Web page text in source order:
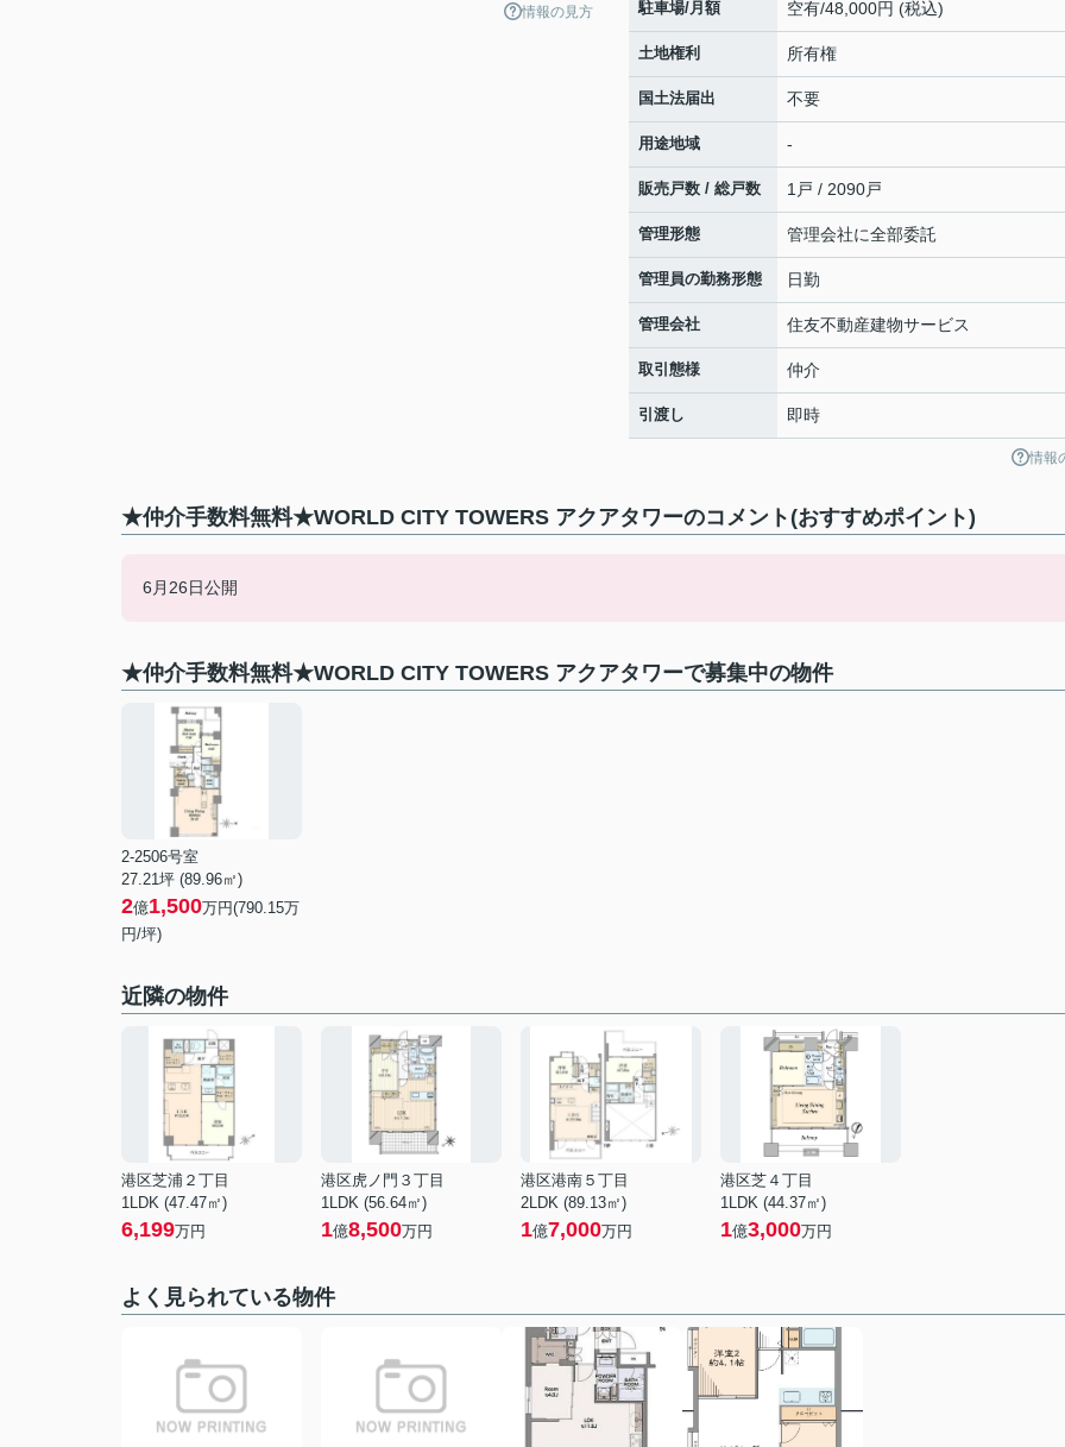
情報の見方 駐車場/月額 空有/48,000円 (税込)
土地権利 所有権
国土法届出 不要
用途地域 -
販売戸数 / 総戸数 1戸 / 2090戸
管理形態 管理会社に全部委託
管理員の勤務形態 日勤
管理会社 住友不動産建物サービス
取引態様 仲介
引渡し 即時
情報
★仲介手数料無料★WORLD CITY TOWERS アクアタワーのコメント(おすすめポイント)
6月26日公開
★仲介手数料無料★WORLD CITY TOWERS アクアタワーで募集中の物件
2-2506号室
27.21坪 (89.96㎡)
2億1,500万円(790.15万
円/坪)
近隣の物件
港区芝浦２丁目
1LDK (47.47㎡)
6,199万円
港区虎ノ門３丁目
1LDK (56.64㎡)
1億8,500万円
港区港南５丁目
2LDK (89.13㎡)
1億7,000万円
港区芝４丁目
1LDK (44.37㎡)
1億3,000万円
よく見られている物件